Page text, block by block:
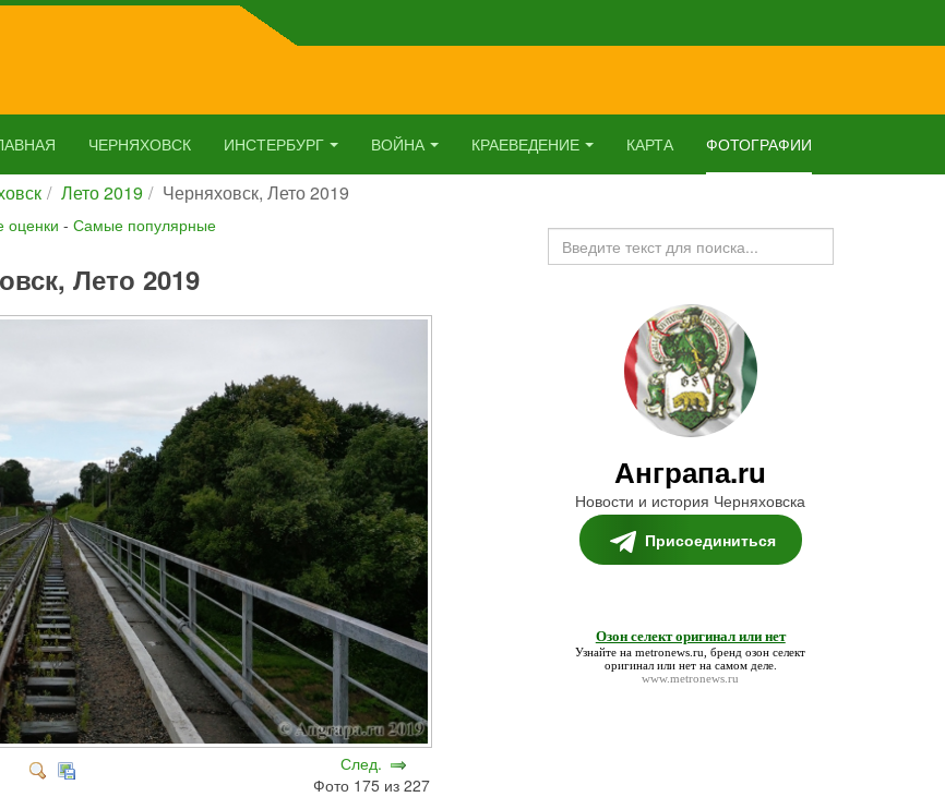
ЧЕРНЯХОВСК ИНСТЕРБУРГ ВОЙНА КРАЕВЕДЕНИЕ КАРТА ФОТОГРАФИИ
Лето 2019 Черняховск, Лето 2019
оценки - Самые популярные
Лето 2019
След.
Фото 175 из 227
Искать...
Анграпа.ru
Новости и история Черняховска
Присоединиться
Озон селект оригинал или нет
Узнайте на metronews.ru, брендозон селект
оригинал или нетна самом деле.
www.metronews.ru